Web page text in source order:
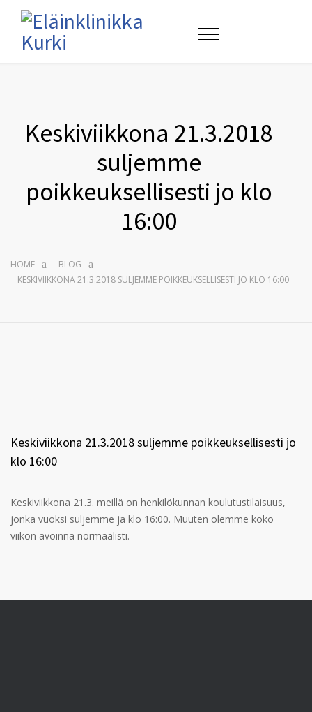
Keskiviikkona 21.3.2018
suljemme
poikkeuksellisesti jo klo
16:00
HOME
BLOG
KESKIVIIKKONA 21.3.2018 SULJEMME POIKKEUKSELLISESTI JO KLO 16:00
Keskiviikkona 21.3.2018 suljemme poikkeuksellisesti jo
klo 16:00
Keskiviikkona 21.3. meillä on henkilökunnan koulutustilaisuus,
jonka vuoksi suljemme ja klo 16:00. Muuten olemme koko
viikon avoinna normaalisti.